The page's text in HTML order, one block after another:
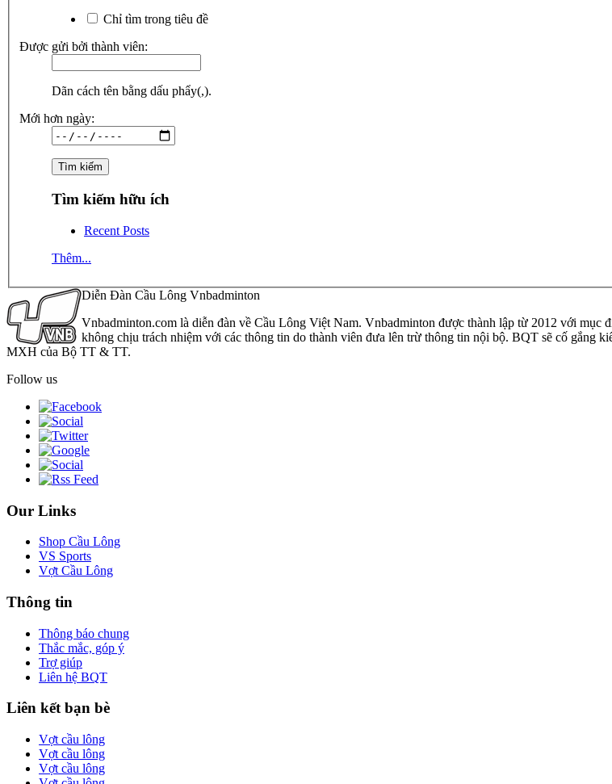
Chỉ tìm trong tiêu đề
Được gửi bởi thành viên:
Dãn cách tên bằng dấu phẩy(,).
Mới hơn ngày:
Tìm kiếm hữu ích
Recent Posts
Thêm...
Diễn Đàn Cầu Lông Vnbadminton
Vnbadminton.com là diễn đàn về Cầu Lông Việt Nam. Vnbadminton được thành lập từ 2012 với mục
không chịu trách nhiệm với các thông tin do thành viên đưa lên trừ thông tin nội bộ. BQT sẽ cố gắng
MXH của Bộ TT & TT.
Follow us
Our Links
Shop Cầu Lông
VS Sports
Vợt Cầu Lông
Thông tin
Thông báo chung
Thắc mắc, góp ý
Trợ giúp
Liên hệ BQT
Liên kết bạn bè
Vợt cầu lông
Vợt cầu lông
Vợt cầu lông